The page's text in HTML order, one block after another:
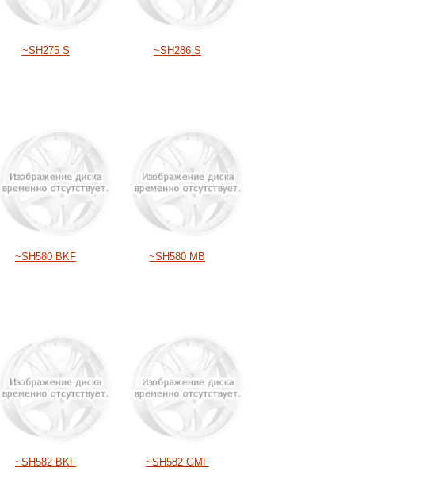
~SH275 S ~SH286 S
~SH580 BKF ~SH580 MB
~SH582 BKF ~SH582 GMF